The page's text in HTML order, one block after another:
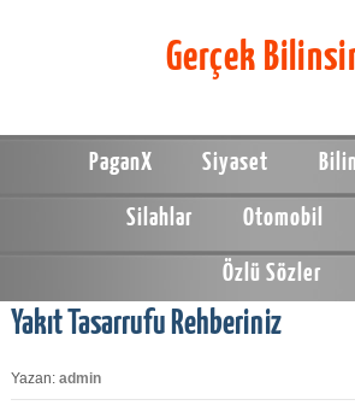
Gerçek
PaganX Siyaset
Silahlar Otomobil
Özlü Sözler
Yakıt Tasarrufu Rehberiniz
Yazan: admin